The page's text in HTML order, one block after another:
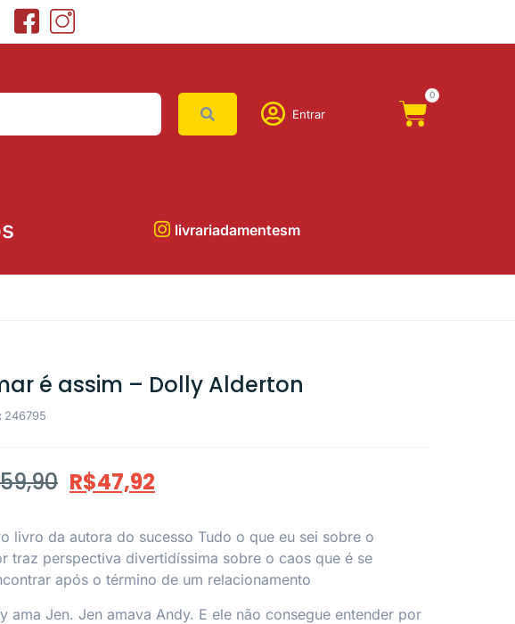
Entrar
0
livrariadamentesm
é assim – Dolly Alderton
246795
59,90 R$47,92
livro da autora do sucesso Tudo o que eu sei sobre o
traz perspectiva divertidíssima sobre o caos que é se
após o término de um relacionamento
ama Jen. Jen amava Andy. E ele não consegue entender por